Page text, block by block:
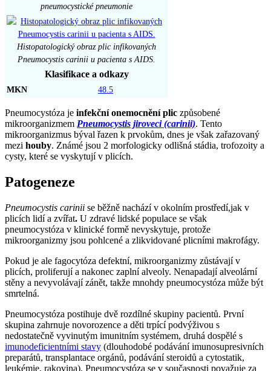
pneumocystické pneumonie
Histopatologický obraz plic infikovaných
Pneumocystis carinii u pacienta s AIDS.
Klasifikace a odkazy
MKN 48.5
Pneumocystóza je infekční onemocnění plic způsobené
mikroorganizmem Pneumocystis jiroveci (carinii). Tento
mikroorganizmus býval řazen k prvokům, dnes je však zařazovaný
mezi houby. Známé jsou 2 morfologicky odlišná stádia, trofozoity a
cysty, které se vyskytují v plicích.
Patogeneze
Pneumocystis carinii se běžně nachází v okolním prostředí,jak v
plicích lidí a zvířat. U zdravé lidské populace se však
pneumocystóza v klinické formě nevyskytuje, protože
mikroorganizmy jsou pohlcené a zlikvidované plicními makrofágy.
Pokud je ale fagocytóza defektní, mikroorganizmy zůstávají v
plicích, proliferují a nakonec zaplní alveoly. Nenapadají alveolární
stěny a nevyvolávají zánět, takže mnohdy pneumocystóza může být
smrtelná.
Pneumocystóza postihuje dvě rozdílné skupiny pacientů. První
skupina zahrnuje novorozence a děti trpící podvýživou s
nedostatečně vyvinutým imunitním systémem, druhá dospělé s
imunodeficientními stavy (dlouhodobé podávání imunosupresivních
preparátů, transplantace orgánů, podávání steroidů a cytostatik,
leukémie, rakovina). Pneumocystóza se v současnosti považuje za